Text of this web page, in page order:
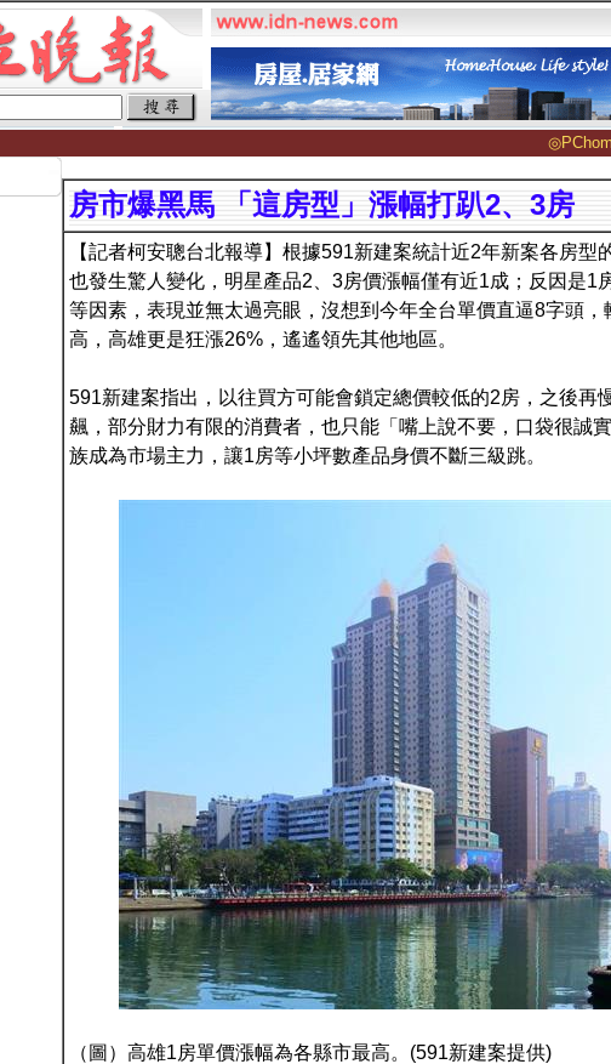
房市爆黑馬 「這房型」漲幅打趴2、3房
【記者柯安聰台北報導】根據591新建案統計近2年新案各房
也發生驚人變化，明星產品2、3房價漲幅僅有近1成；反因是1
等因素，表現並無太過亮眼，沒想到今年全台單價直逼8字頭
高，高雄更是狂漲26%，遙遙領先其他地區。
591新建案指出，以往買方可能會鎖定總價較低的2房，之後再
飆，部分財力有限的消費者，也只能「嘴上說不要，口袋很誠
族成為市場主力，讓1房等小坪數產品身價不斷三級跳。
（圖）高雄1房單價漲幅為各縣市最高。(591新建案提供)